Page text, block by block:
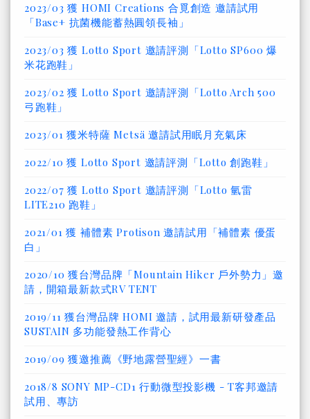
2023/03 獲 HOMI Creations 合覓創造 邀請試用
「Base+ 抗菌機能蓄熱圓領長袖」
2023/03 獲 Lotto Sport 邀請評測「Lotto SP600 爆
米花跑鞋」
2023/02 獲 Lotto Sport 邀請評測「Lotto Arch 500
弓跑鞋」
2023/01 獲米特薩 Metsä 邀請試用眠月充氣床
2022/10 獲 Lotto Sport 邀請評測「Lotto 創跑鞋」
2022/07 獲 Lotto Sport 邀請評測「Lotto 氫雷
LITE210 跑鞋」
2021/01 獲 補體素 Protison 邀請試用「補體素 優蛋
白」
2020/10 獲台灣品牌「Mountain Hiker 戶外勢力」邀
請，開箱最新款式RV TENT
2019/11 獲台灣品牌 HOMI 邀請，試用最新研發產品
SUSTAIN 多功能發熱工作背心
2019/09 獲邀推薦《野地露營聖經》一書
2018/8 SONY MP-CD1 行動微型投影機 - T客邦邀請
試用、專訪